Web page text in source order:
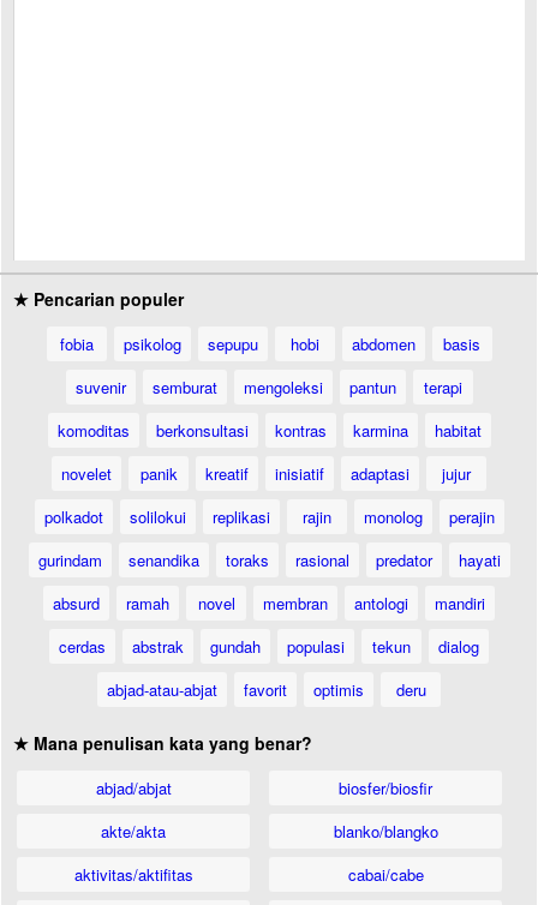
★ Pencarian populer
fobia psikolog sepupu hobi abdomen
basis
suvenir
semburat mengoleksi pantun
terapi
komoditas
berkonsultasi kontras karmina
habitat
novelet
panik kreatif inisiatif adaptasi
jujur
polkadot
solilokui replikasi rajin monolog
perajin
gurindam
senandika toraks rasional predator
hayati
absurd
ramah novel membran antologi
mandiri
cerdas
abstrak gundah populasi tekun
dialog
abjad-atau-abjat
favorit optimis deru
★ Mana penulisan kata yang benar?
abjad/abjat
akte/akta
aktivitas/aktifitas
biosfer/biosfir
blanko/blangko
cabai/cabe